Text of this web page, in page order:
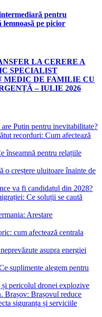
pentru
lemnoasă pe picior
LA CERERE A
SPECIALIST
MEDIC DE FAMILIE CU
– IULIE 2026
Putin pentru inevitabilitate?
recorduri: Cum afectează
înseamnă pentru relațiile
o creștere uluitoare înainte de
va fi candidatul din 2028?
Ce soluții se caută
Arestare
cum afectează centrala
asupra energiei
suplimente alegem pentru
pericolul dronei explozive
Brașov: Brașovul reduce
siguranța și serviciile